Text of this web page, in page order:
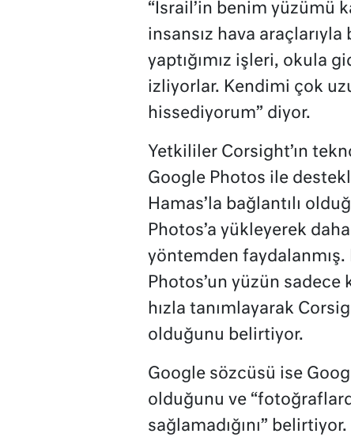
“İsrail’in benim yüzümü
insansız hava
yaptığımız işleri, okula
izliyorlar. Kendimi çok
hissediyorum” diyor.
Yetkililer Corsight’ın
Google Photos ile
Hamas’la bağlantılı
Photos’a yükleyerek
yöntemden faydalanmış.
Photos’un yüzün sadece
hızla tanımlayarak
olduğunu belirtiyor.
Google sözcüsü ise
olduğunu ve
sağlamadığını” belirtiyor.